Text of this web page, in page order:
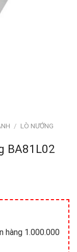
/ LÒ NƯỚNG
BA81L02
hàng 1.000.000